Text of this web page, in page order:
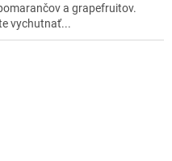
a grapefruitov.
vychutnať...